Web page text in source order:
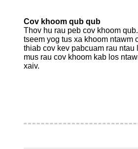
Cov khoom qub qub
Thov hu rau peb cov khoom
tseem yog tus xa khoom ntawm
thiab cov kev pabcuam rau ntau
mus rau cov khoom kab los
xaiv.